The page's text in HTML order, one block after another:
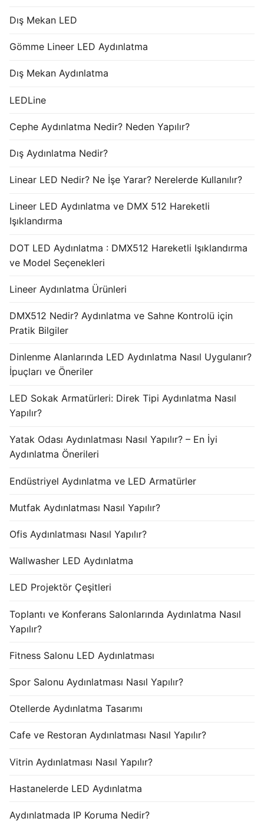
Dış Mekan LED
Gömme Lineer LED Aydınlatma
Dış Mekan Aydınlatma
LEDLine
Cephe Aydınlatma Nedir? Neden Yapılır?
Dış Aydınlatma Nedir?
Linear LED Nedir? Ne İşe Yarar? Nerelerde Kullanılır?
Lineer LED Aydınlatma ve DMX 512 Hareketli
Işıklandırma
DOT LED Aydınlatma : DMX512 Hareketli Işıklandırma
ve Model Seçenekleri
Lineer Aydınlatma Ürünleri
DMX512 Nedir? Aydınlatma ve Sahne Kontrolü için
Pratik Bilgiler
Dinlenme Alanlarında LED Aydınlatma Nasıl Uygulanır?
İpuçları ve Öneriler
LED Sokak Armatürleri: Direk Tipi Aydınlatma Nasıl
Yapılır?
Yatak Odası Aydınlatması Nasıl Yapılır? – En İyi
Aydınlatma Önerileri
Endüstriyel Aydınlatma ve LED Armatürler
Mutfak Aydınlatması Nasıl Yapılır?
Ofis Aydınlatması Nasıl Yapılır?
Wallwasher LED Aydınlatma
LED Projektör Çeşitleri
Toplantı ve Konferans Salonlarında Aydınlatma Nasıl
Yapılır?
Fitness Salonu LED Aydınlatması
Spor Salonu Aydınlatması Nasıl Yapılır?
Otellerde Aydınlatma Tasarımı
Cafe ve Restoran Aydınlatması Nasıl Yapılır?
Vitrin Aydınlatması Nasıl Yapılır?
Hastanelerde LED Aydınlatma
Aydınlatmada IP Koruma Nedir?